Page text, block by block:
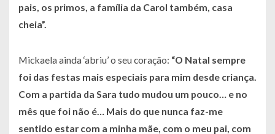
pais, os primos, a família da Carol também, casa
cheia”.
Mickaela ainda ‘abriu’ o seu coração: “O Natal sempre
foi das festas mais especiais para mim desde criança.
Com a partida da Sara tudo mudou um pouco… e no
mês que foi não é… Mais do que nunca faz-me
sentido estar com a minha mãe, com o meu pai, com